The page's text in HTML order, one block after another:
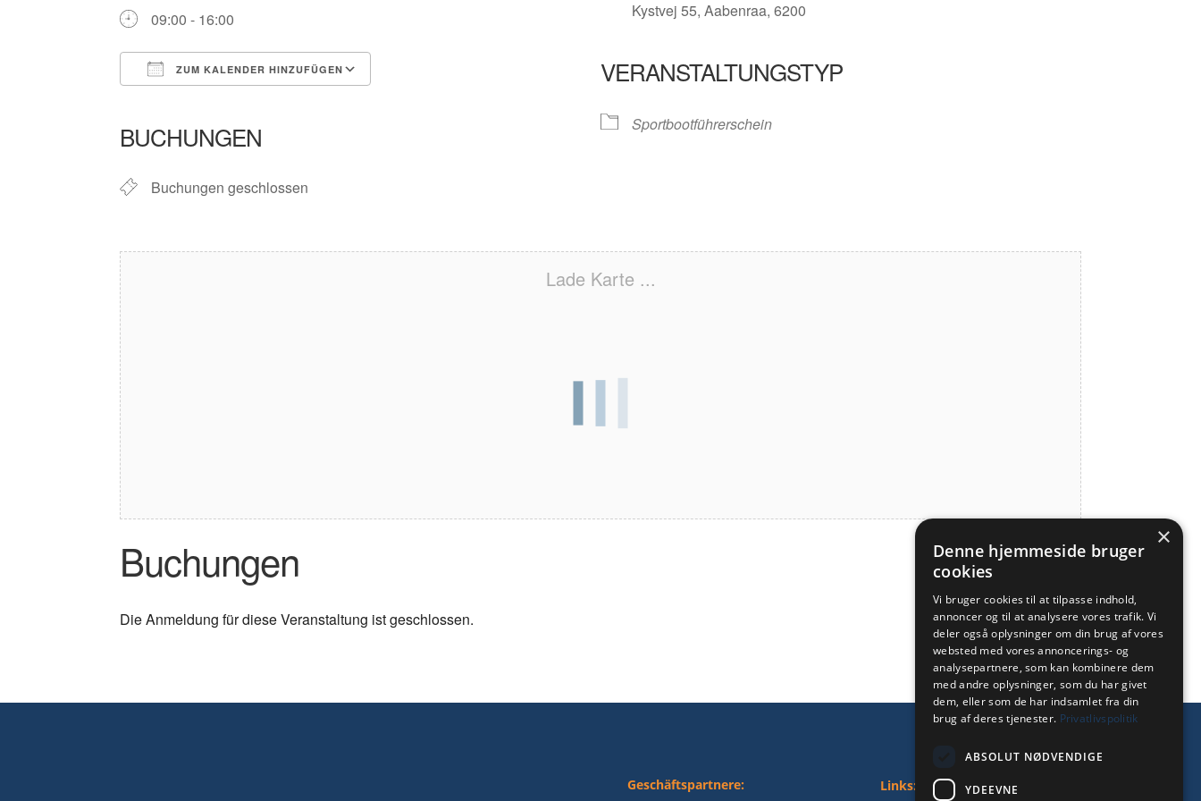
09:00 - 16:00
ZUM KALENDER HINZUFÜGEN
BUCHUNGEN
Buchungen geschlossen
Kystvej 55, Aabenraa, 6200
VERANSTALTUNGSTYP
Sportbootführerschein
Lade Karte ...
Buchungen
Die Anmeldung für diese Veranstaltung ist geschlossen.
Geschäftspartnere: Links:
×
Denne hjemmeside bruger
cookies
Vi bruger cookies til at tilpasse indhold,
annoncer og til at analysere vores trafik. Vi
deler også oplysninger om din brug af vores
websted med vores annoncerings- og
analysepartnere, som kan kombinere dem
med andre oplysninger, som du har givet
dem, eller som de har indsamlet fra din
brug af deres tjenester. Privatlivspolitik
ABSOLUT NØDVENDIGE
YDEEVNE